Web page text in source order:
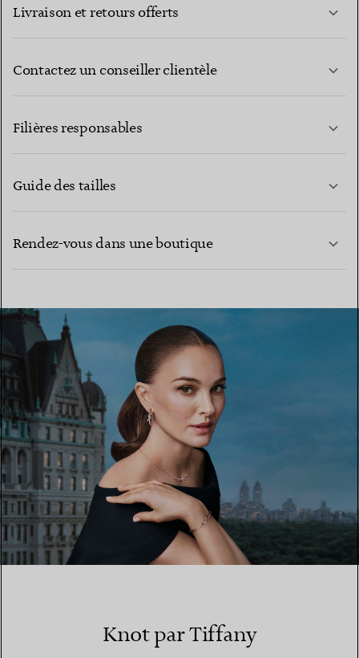
Livraison et retours offerts
Contactez un conseiller clientèle
Filières responsables
Guide des tailles
Rendez-vous dans une boutique
TROUVEZ LA BOUTIQUE LA PLUS PROCHE
Knot par Tiffany